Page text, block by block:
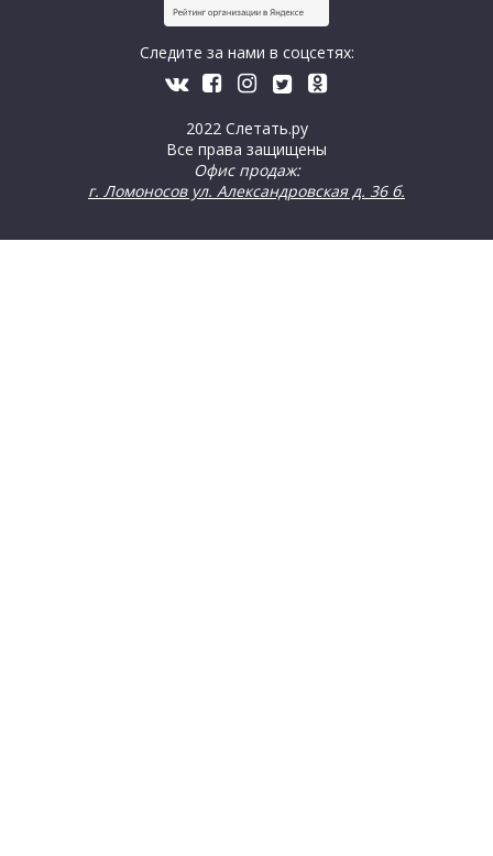
2022 Слетать.ру
Все права защищены
Офис продаж:
г. Ломоносов ул. Александровская д. 36 б.
Следите за нами в соцсетях: